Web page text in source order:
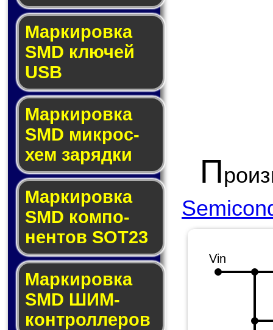
Маркировка
SMD клю­чей
USB
Маркировка
SMD мик­рос­
хем за­ряд­ки
Маркировка
SMD ком­по­
нен­тов SOT23
Маркировка
SMD ШИМ-
кон­трол­ле­ров
П
Vin